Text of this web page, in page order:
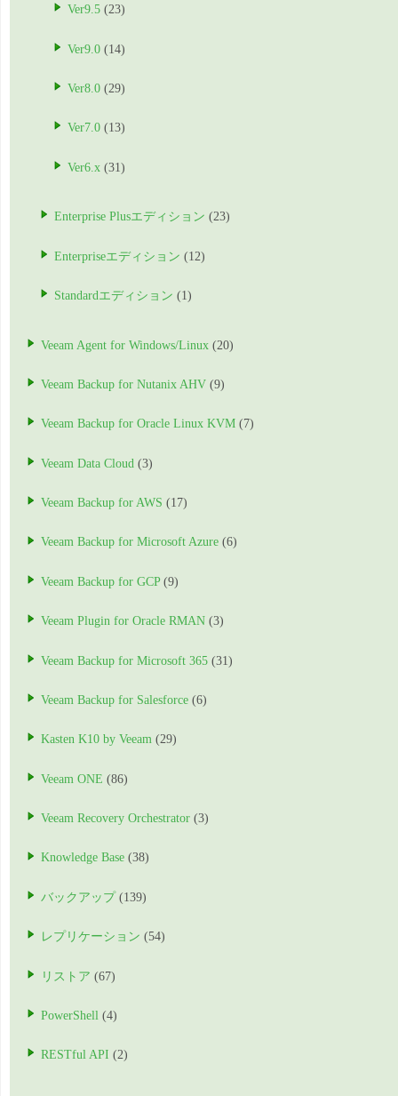
Ver9.5 (23)
Ver9.0 (14)
Ver8.0 (29)
Ver7.0 (13)
Ver6.x (31)
Enterprise Plusエディション (23)
Enterpriseエディション (12)
Standardエディション (1)
Veeam Agent for Windows/Linux (20)
Veeam Backup for Nutanix AHV (9)
Veeam Backup for Oracle Linux KVM (7)
Veeam Data Cloud (3)
Veeam Backup for AWS (17)
Veeam Backup for Microsoft Azure (6)
Veeam Backup for GCP(9)
Veeam Plugin for Oracle RMAN (3)
Veeam Backup for Microsoft 365 (31)
Veeam Backup for Salesforce (6)
Kasten K10 by Veeam (29)
Veeam ONE (86)
Veeam Recovery Orchestrator (3)
Knowledge Base (38)
バックアップ (139)
レプリケーション (54)
リストア (67)
PowerShell (4)
RESTful API (2)